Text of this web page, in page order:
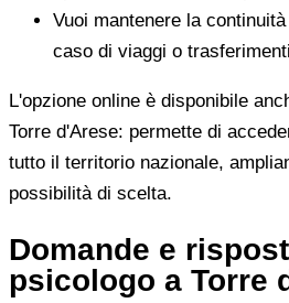
Vuoi mantenere la
caso di viaggi o trasferimenti
L'opzione online è disponibile
Torre d'Arese: permette di
tutto il territorio nazionale,
possibilità di scelta.
Domande e
psicologo a Torre